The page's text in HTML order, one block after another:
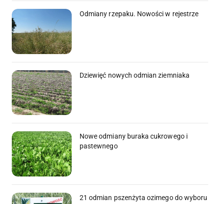
Odmiany rzepaku. Nowości w rejestrze
Dziewięć nowych odmian ziemniaka
Nowe odmiany buraka cukrowego i
pastewnego
21 odmian pszenżyta ozimego do wyboru